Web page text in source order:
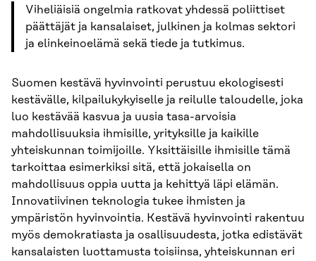
Viheliäisiä ongelmia ratkovat yhdessä poliittiset
päättäjät ja kansalaiset, julkinen ja kolmas sektori
ja elinkeinoelämä sekä tiede ja tutkimus.
Suomen kestävä hyvinvointi perustuu ekologisesti
kestävälle, kilpailukykyiselle ja reilulle taloudelle, joka
luo kestävää kasvua ja uusia tasa-arvoisia
mahdollisuuksia ihmisille, yrityksille ja kaikille
yhteiskunnan toimijoille. Yksittäisille ihmisille tämä
tarkoittaa esimerkiksi sitä, että jokaisella on
mahdollisuus oppia uutta ja kehittyä läpi elämän.
Innovatiivinen teknologia tukee ihmisten ja
ympäristön hyvinvointia. Kestävä hyvinvointi rakentuu
myös demokratiasta ja osallisuudesta, jotka edistävät
kansalaisten luottamusta toisiinsa, yhteiskunnan eri